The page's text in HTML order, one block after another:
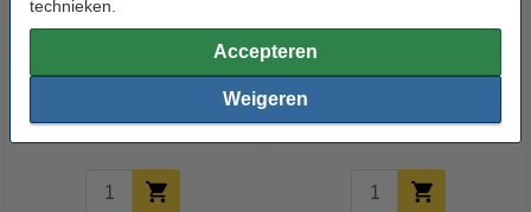
technieken.
Accepteren
Weigeren
€ 7,25 Incl. 21% btw € 33,50 Incl. 21% btw